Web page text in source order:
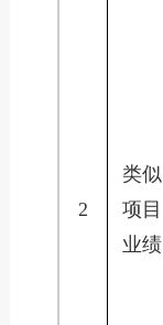
2
类似
项目
业绩